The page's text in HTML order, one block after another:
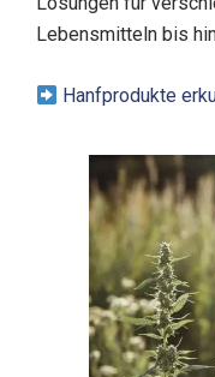
Lebensmitteln bis
Hanfprodukte